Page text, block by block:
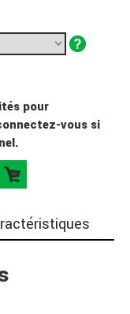
pour
vous si